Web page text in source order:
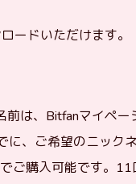
ードいただけます。
は、Bitfanマイペー
、ご希望のニック
ご購入可能です。